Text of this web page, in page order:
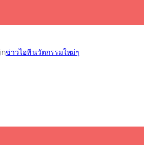
inข่าวไอที นวัตกรรมใหม่ๆ